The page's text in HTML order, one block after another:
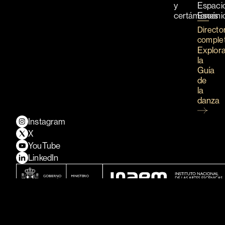
y
certámenes
la
Guía
de
la
danza
Instagram
X
YouTube
LinkedIn